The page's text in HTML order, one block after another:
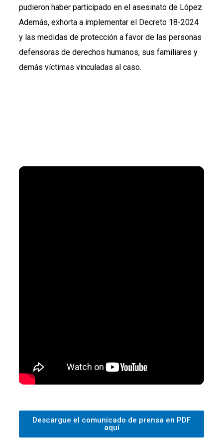
pudieron haber participado en el asesinato de López.
Además, exhorta a implementar el Decreto 18-2024
y las medidas de protección a favor de las personas
defensoras de derechos humanos, sus familiares y
demás víctimas vinculadas al caso.
Descargue el comunicado de prensa en PDF
aquí